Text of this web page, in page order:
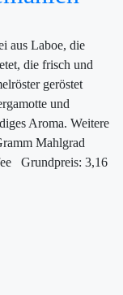
aus Laboe, die
die frisch und
geröstet
und
Aroma. Weitere
Mahlgrad
Grundpreis: 3,16